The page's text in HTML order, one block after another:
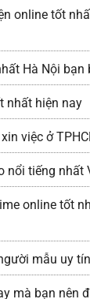
online tốt
Hà Nội bạn
nhất hiện nay
việc ở
nổi tiếng nhất
online tốt
mẫu uy
mà bạn nên